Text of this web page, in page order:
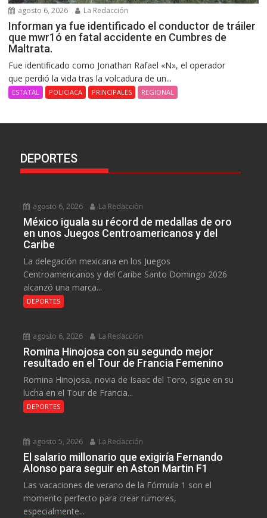
agosto 6, 2026 La Redacción
Informan ya fue identificado el conductor de tráiler
que mwr1ó en fatal accidente en Cumbres de
Maltrata.
Fue identificado como Jonathan Rafael «N», el operador
que perdió la vida tras la volcadura de un...
ESTATAL POLICIACA PRINCIPALES REGIONAL
DEPORTES
agosto 6, 2026 La Redacción
México iguala su récord de medallas de oro
en unos Juegos Centroamericanos y del
Caribe
La delegación mexicana en los Juegos
Centroamericanos y del Caribe Santo Domingo 2026
alcanzó una marca...
DEPORTES
agosto 6, 2026 La Redacción
Romina Hinojosa con su segundo mejor
resultado en el Tour de Francia Femenino
Romina Hinojosa, novia de Isaac del Toro, sigue en su
lucha en el Tour de Francia...
DEPORTES
agosto 5, 2026 La Redacción
El salario millonario que exigiría Fernando
Alonso para seguir en Aston Martin F1
Las vacaciones de verano de la Fórmula 1 son el
momento perfecto para crear rumores,
especialmente...